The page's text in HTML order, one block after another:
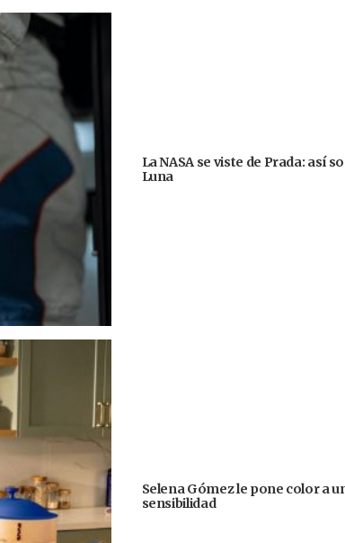
La NASA se viste de Prada: así
Luna
Selena Gómez le pone color a
sensibilidad